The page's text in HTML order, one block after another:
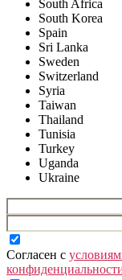
South Africa
South Korea
Spain
Sri Lanka
Sweden
Switzerland
Syria
Taiwan
Thailand
Tunisia
Turkey
Uganda
Ukraine
Согласен с